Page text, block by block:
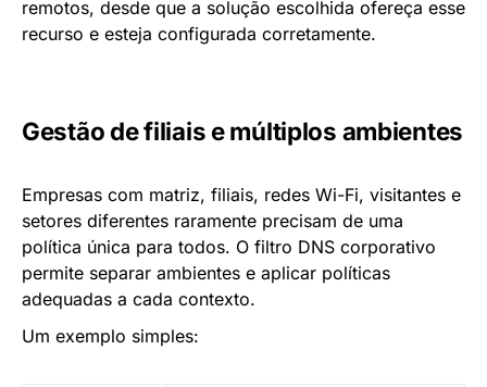
remotos, desde que a solução escolhida ofereça esse
recurso e esteja configurada corretamente.
Gestão de filiais e múltiplos ambientes
Empresas com matriz, filiais, redes Wi-Fi, visitantes e
setores diferentes raramente precisam de uma
política única para todos. O filtro DNS corporativo
permite separar ambientes e aplicar políticas
adequadas a cada contexto.
Um exemplo simples: